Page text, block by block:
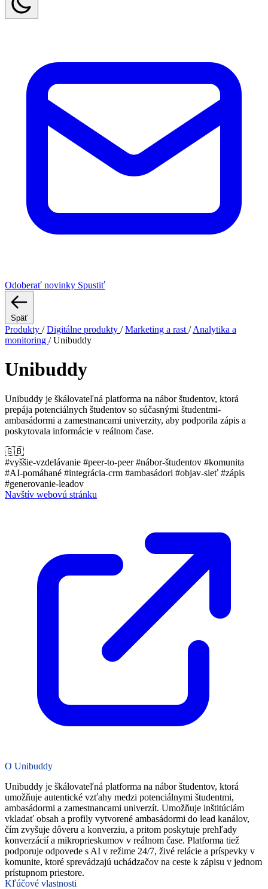
Odoberať novinky Spustiť
Späť
Produkty / Digitálne produkty / Marketing a rast / Analytika a
monitoring / Unibuddy
Unibuddy
Unibuddy je škálovateľná platforma na nábor študentov, ktorá
prepája potenciálnych študentov so súčasnými študentmi-
ambasádormi a zamestnancami univerzity, aby podporila zápis a
poskytovala informácie v reálnom čase.
🇬🇧
#vyššie-vzdelávanie #peer-to-peer#nábor-študentov #komunita
#AI-pomáhané #integrácia-crm #ambasádori #objav-sieť #zápis
#generovanie-leadov
Navštív webovú stránku
O Unibuddy
Unibuddy je škálovateľná platforma na nábor študentov, ktorá
umožňuje autentické vzťahy medzi potenciálnymi študentmi,
ambasádormi a zamestnancami univerzít. Umožňuje inštitúciám
vkladať obsah a profily vytvorené ambasádormi do lead kanálov,
čím zvyšuje dôveru a konverziu, a pritom poskytuje prehľady
konverzácií a mikroprieskumov v reálnom čase. Platforma tiež
podporuje odpovede s AI v režime 24/7, živé relácie a príspevky v
komunite, ktoré sprevádzajú uchádzačov na ceste k zápisu v jednom
prístupnom priestore.
Kľúčové vlastnosti